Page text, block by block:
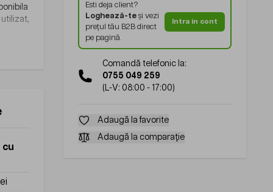
cu
Esti deja client?
Loghează-teși vezi
prețul tău B2B direct
pe pagină.
Intra in cont
Comandă telefonic la:
0755 049 259
(L-V: 08:00 - 17:00)
Adaugă la favorite
Adaugă la comparație